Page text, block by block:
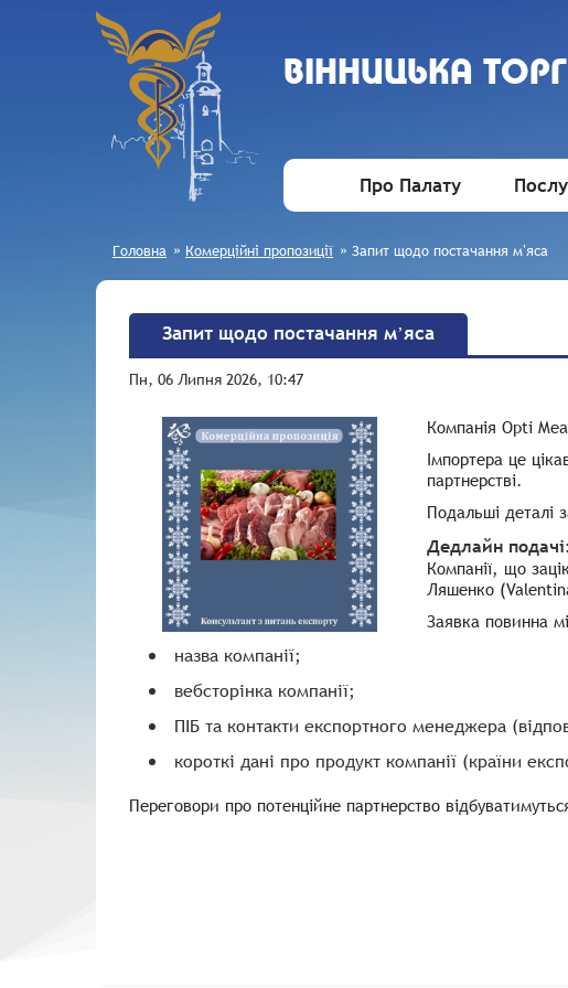
ВIННИЦЬКА
Про Палату
Головна » Комерційні пропозиції » Запит щодо постачання мʼяса
Запит щодо постачання мʼяса
Пн, 06 Липня 2026, 10:47
Компанія Opti
Імпортера це
партнерстві.
Подальші деталі
Дедлайн
Компанії, що
Ляшенко
Заявка повинна
назва компанії;
вебсторінка компанії;
ПІБ та контакти експортного менеджера
короткі дані про продукт компанії (країни
Переговори про потенційне партнерство